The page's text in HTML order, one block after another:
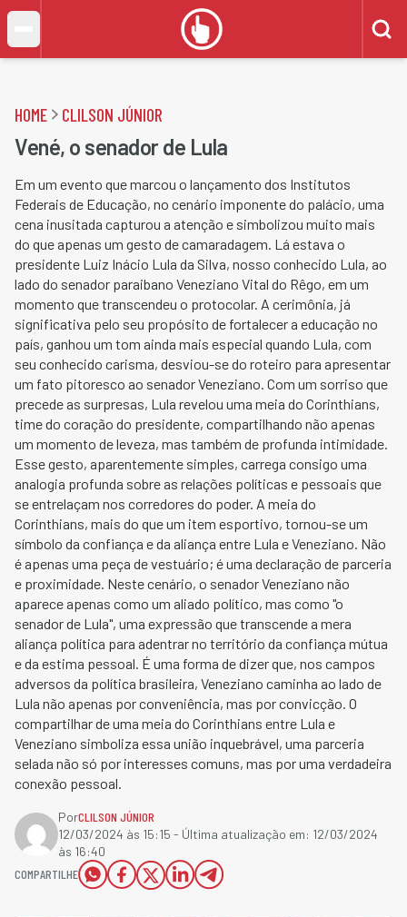
HOME CLILSON JÚNIOR
Vené, o senador de Lula
Em um evento que marcou o lançamento dos Institutos
Federais de Educação, no cenário imponente do palácio, uma
cena inusitada capturou a atenção e simbolizou muito mais
do que apenas um gesto de camaradagem. Lá estava o
presidente Luiz Inácio Lula da Silva, nosso conhecido Lula, ao
lado do senador paraibano Veneziano Vital do Rêgo, em um
momento que transcendeu o protocolar. A cerimônia, já
significativa pelo seu propósito de fortalecer a educação no
país, ganhou um tom ainda mais especial quando Lula, com
seu conhecido carisma, desviou-se do roteiro para apresentar
um fato pitoresco ao senador Veneziano. Com um sorriso que
precede as surpresas, Lula revelou uma meia do Corinthians,
time do coração do presidente, compartilhando não apenas
um momento de leveza, mas também de profunda intimidade.
Esse gesto, aparentemente simples, carrega consigo uma
analogia profunda sobre as relações políticas e pessoais que
se entrelaçam nos corredores do poder. A meia do
Corinthians, mais do que um item esportivo, tornou-se um
símbolo da confiança e da aliança entre Lula e Veneziano. Não
é apenas uma peça de vestuário; é uma declaração de parceria
e proximidade. Neste cenário, o senador Veneziano não
aparece apenas como um aliado político, mas como "o
senador de Lula", uma expressão que transcende a mera
aliança política para adentrar no território da confiança mútua
e da estima pessoal. É uma forma de dizer que, nos campos
adversos da política brasileira, Veneziano caminha ao lado de
Lula não apenas por conveniência, mas por convicção. O
compartilhar de uma meia do Corinthians entre Lula e
Veneziano simboliza essa união inquebrável, uma parceria
selada não só por interesses comuns, mas por uma verdadeira
conexão pessoal.
PorCLILSON JÚNIOR
12/03/2024 às 15:15 - Última atualização em: 12/03/2024
às 16:40
COMPARTILHE